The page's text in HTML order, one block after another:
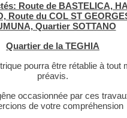
Route de BASTELICA,
Route du COL ST
Quartier SOTTANO
Quartier de la TEGHIA
pourra être rétablie à tout
préavis.
occasionnée par ces
de votre compréhension